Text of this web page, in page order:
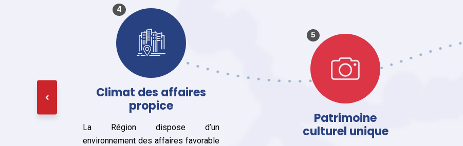
4
Climat des affaires
propice
La Région dispose d’un
environnement des affaires favorable
5
Patrimoine
culturel unique